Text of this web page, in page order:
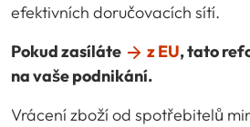
efektivních doručovacích sítí.
Pokud zasíláte
z EU, tato
na vaše podnikání.
Vrácení zboží od spotřebitelů